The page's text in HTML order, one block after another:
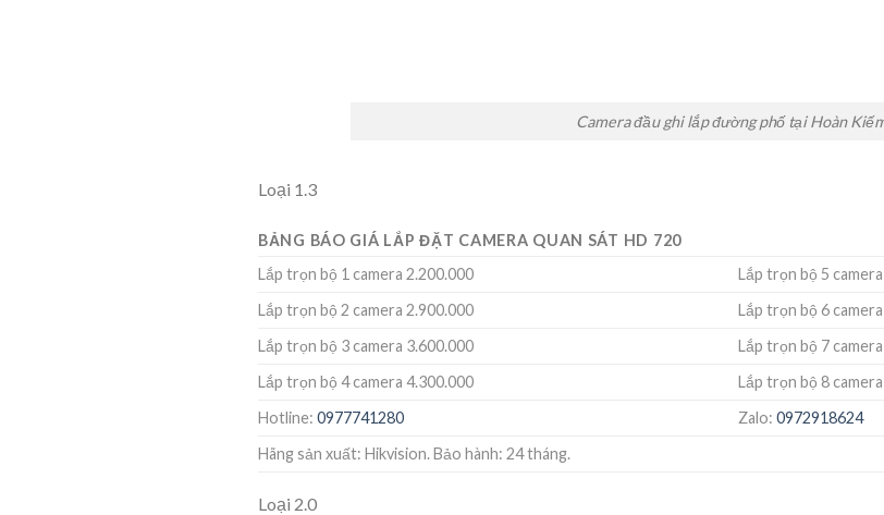
Camera đầu ghi lắp đường phố tại Hoàn
Loại 1.3
BẢNG BÁO GIÁ LẮP ĐẶT CAMERA QUAN SÁT HD 720
Lắp trọn bộ 1 camera 2.200.000
Lắp trọn bộ 5
Lắp trọn bộ 2 camera 2.900.000
Lắp trọn bộ 6
Lắp trọn bộ 3 camera 3.600.000
Lắp trọn bộ 7
Lắp trọn bộ 4 camera 4.300.000
Lắp trọn bộ 8
Hotline: 0977741280 Zalo:0972918624
Hãng sản xuất: Hikvision. Bảo hành: 24 tháng.
Loại 2.0